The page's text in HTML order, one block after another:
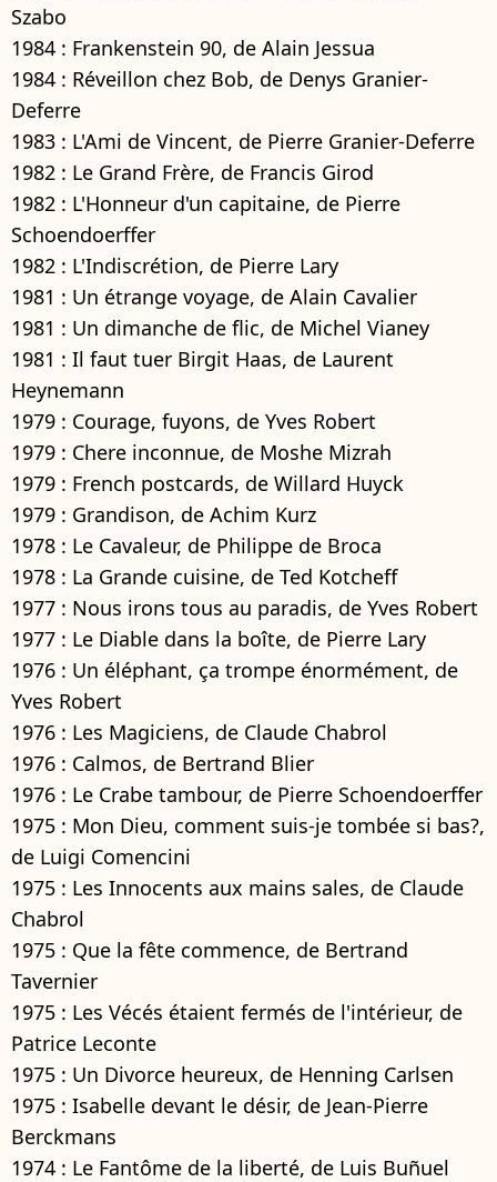
Szabo
1984 : Frankenstein 90, de Alain Jessua
1984 : Réveillon chez Bob, de Denys Granier-
Deferre
1983 : L'Ami de Vincent, de Pierre Granier-Deferre
1982 : Le Grand Frère, de Francis Girod
1982 : L'Honneur d'un capitaine, de Pierre
Schoendoerffer
1982 : L'Indiscrétion, de Pierre Lary
1981 : Un étrange voyage, de Alain Cavalier
1981 : Un dimanche de flic, de Michel Vianey
1981 : Il faut tuer Birgit Haas, de Laurent
Heynemann
1979 : Courage, fuyons, de Yves Robert
1979 : Chere inconnue, de Moshe Mizrah
1979 : French postcards, de Willard Huyck
1979 : Grandison, de Achim Kurz
1978 : Le Cavaleur, de Philippe de Broca
1978 : La Grande cuisine, de Ted Kotcheff
1977 : Nous irons tous au paradis, de Yves Robert
1977 : Le Diable dans la boîte, de Pierre Lary
1976 : Un éléphant, ça trompe énormément, de
Yves Robert
1976 : Les Magiciens, de Claude Chabrol
1976 : Calmos, de Bertrand Blier
1976 : Le Crabe tambour, de Pierre Schoendoerffer
1975 : Mon Dieu, comment suis-je tombée si bas?,
de Luigi Comencini
1975 : Les Innocents aux mains sales, de Claude
Chabrol
1975 : Que la fête commence, de Bertrand
Tavernier
1975 : Les Vécés étaient fermés de l'intérieur, de
Patrice Leconte
1975 : Un Divorce heureux, de Henning Carlsen
1975 : Isabelle devant le désir, de Jean-Pierre
Berckmans
1974 : Le Fantôme de la liberté, de Luis Buñuel